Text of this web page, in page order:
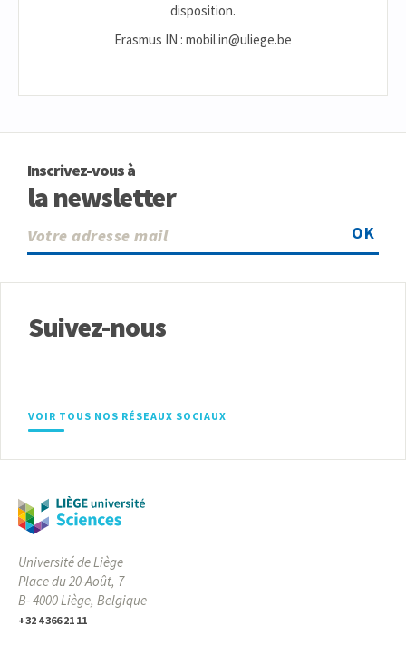
disposition.
Erasmus IN : mobil.in@uliege.be
Inscrivez-vous à
la newsletter
OK
Suivez-nous
VOIR TOUS NOS RÉSEAUX SOCIAUX
Université de Liège
Place du 20-Août, 7
B- 4000 Liège, Belgique
+32 4 366 21 11